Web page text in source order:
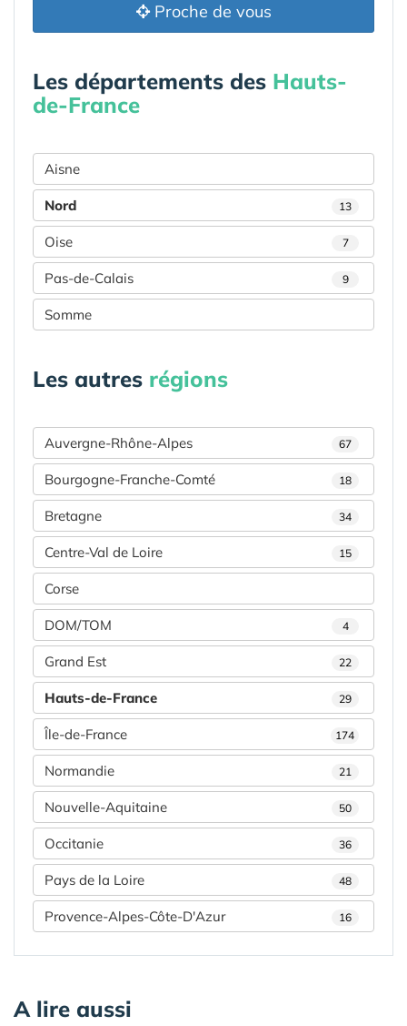
Proche de vous
Les départements des Hauts-
de-France
Aisne
Nord 13
Oise 7
Pas-de-Calais 9
Somme
Les autres régions
Auvergne-Rhône-Alpes 67
Bourgogne-Franche-Comté 18
Bretagne 34
Centre-Val de Loire 15
Corse
DOM/TOM 4
Grand Est 22
Hauts-de-France 29
Île-de-France 174
Normandie 21
Nouvelle-Aquitaine 50
Occitanie 36
Pays de la Loire 48
Provence-Alpes-Côte-D'Azur 16
A lire aussi